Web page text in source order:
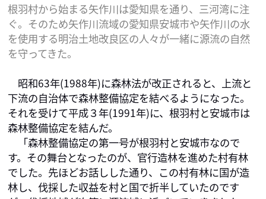
根羽村から始まる矢作川は愛知県を通り、三河湾に注
ぐ。そのため矢作川流域の愛知県安城市や矢作川の水
を使用する明治土地改良区の人々が一緒に源流の自然
を守ってきた。
昭和63年(1988年)に森林法が改正されると、上流と
下流の自治体で森林整備協定を結べるようになった。
それを受けて平成３年(1991年)に、根羽村と安城市は
森林整備協定を結んだ。
「森林整備協定の第一号が根羽村と安城市なので
す。その舞台となったのが、官行造林を進めた村有林
でした。先ほどお話しした通り、この村有林に国が造
林し、伐採した収益を村と国で折半していたのです